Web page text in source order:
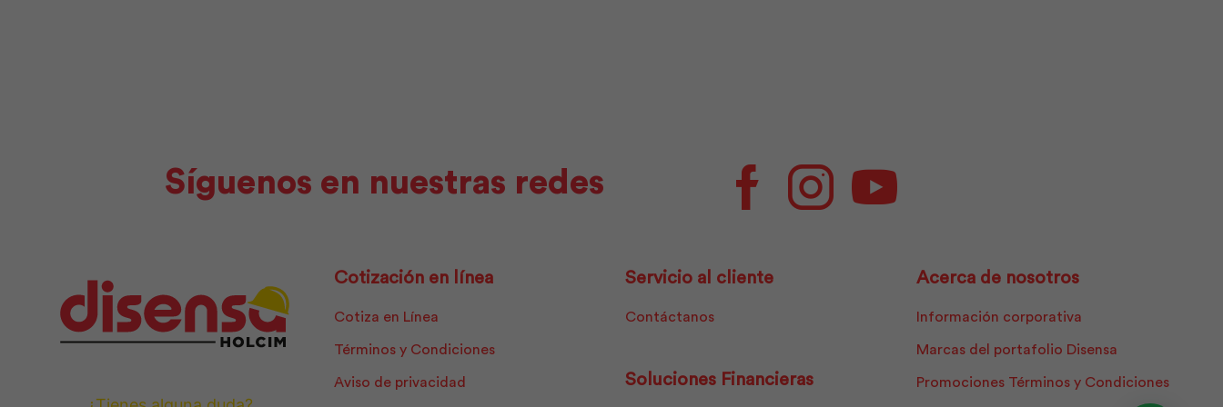
Síguenos en nuestras redes FacebookInstagramYoutube
Cotización en línea
Cotiza en Línea
Términos y Condiciones
Aviso de privacidad
Servicio al cliente
Contáctanos
Soluciones Financieras
Acerca de nosotros
Información corporativa
Marcas del portafolio Disensa
Promociones Términos y Condiciones